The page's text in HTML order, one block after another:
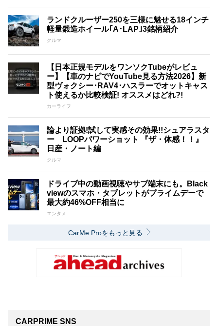
ランドクルーザー250を三様に魅せる18インチ
軽量鍛造ホイール｢A･LAP｣3銘柄紹介
クルマ
【日本正規モデルをワンソクTubeがレビュ
ー】【車のナビでYouTube見る方法2026】新
型ヴォクシー･RAV4･ハスラーでオットキャス
ト使えるか比較検証! オススメはどれ?!
カーライフ
論より証拠!試して実感その効果!!シュアラスタ
ー LOOPパワーショット 『ザ・体感！！』
日産・ノート編
クルマ
ドライブ中の動画視聴やサブ端末にも。Black
viewのスマホ・タブレットがプライムデーで
最大約46%OFF相当に
エンタメ
CarMe Proをもっと見る
CARPRIME SNS